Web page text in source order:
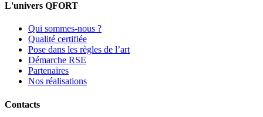
L'univers QFORT
Qui sommes-nous ?
Qualité certifiée
Pose dans les règles de l’art
Démarche RSE
Partenaires
Nos réalisations
Contacts